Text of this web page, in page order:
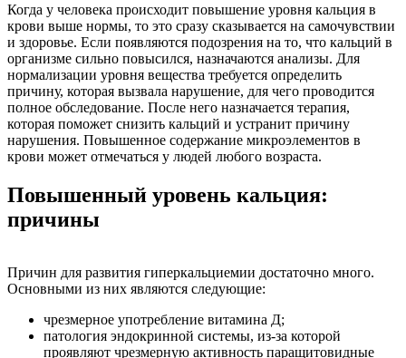
Когда у человека происходит повышение уровня кальция в
крови выше нормы, то это сразу сказывается на самочувствии
и здоровье. Если появляются подозрения на то, что кальций в
организме сильно повысился, назначаются анализы. Для
нормализации уровня вещества требуется определить
причину, которая вызвала нарушение, для чего проводится
полное обследование. После него назначается терапия,
которая поможет снизить кальций и устранит причину
нарушения. Повышенное содержание микроэлементов в
крови может отмечаться у людей любого возраста.
Повышенный уровень кальция:
причины
Причин для развития гиперкальциемии достаточно много.
Основными из них являются следующие:
чрезмерное употребление витамина Д;
патология эндокринной системы, из-за которой
проявляют чрезмерную активность паращитовидные